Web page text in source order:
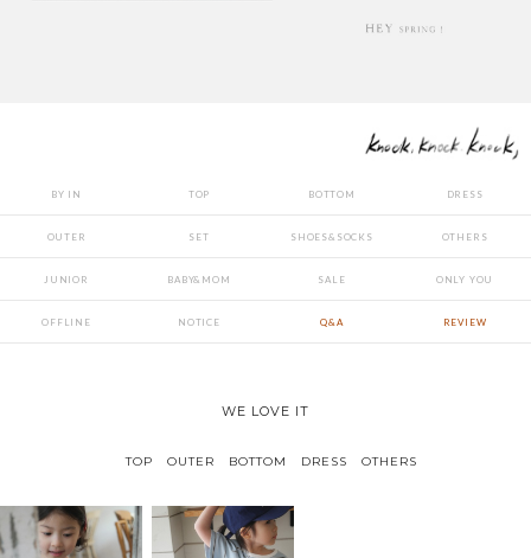
BY IN TOP BOTTOM DRESS
OUTER SET SHOES&SOCKS OTHERS
JUNIOR BABY&MOM SALE ONLY YOU
OFFLINE NOTICE Q&A REVIEW
WE LOVE IT
TOP OUTER BOTTOM DRESS OTHERS